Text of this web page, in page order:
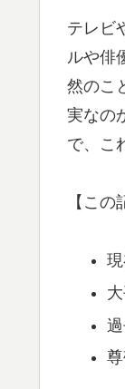
テレビ
ルや俳
然のこ
実なの
で、こ
【この